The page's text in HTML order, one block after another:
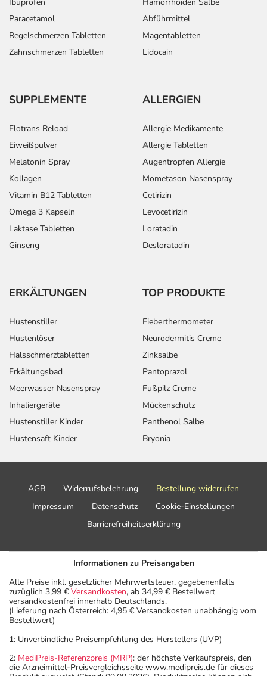
Paracetamol
Regelschmerzen Tabletten
Zahnschmerzen Tabletten
Abführmittel
Magentabletten
Lidocain
SUPPLEMENTE
Elotrans Reload
Eiweißpulver
Melatonin Spray
Kollagen
Vitamin B12 Tabletten
Omega 3 Kapseln
Laktase Tabletten
Ginseng
ALLERGIEN
Allergie Medikamente
Allergie Tabletten
Augentropfen Allergie
Mometason Nasenspray
Cetirizin
Levocetirizin
Loratadin
Desloratadin
ERKÄLTUNGEN
Hustenstiller
Hustenlöser
Halsschmerztabletten
Erkältungsbad
Meerwasser Nasenspray
Inhaliergeräte
Hustenstiller Kinder
Hustensaft Kinder
TOP PRODUKTE
Fieberthermometer
Neurodermitis Creme
Zinksalbe
Pantoprazol
Fußpilz Creme
Mückenschutz
Panthenol Salbe
Bryonia
AGB Widerrufsbelehrung
Bestellung widerrufen
Impressum
Datenschutz
Cookie-Einstellungen
Barrierefreiheitserklärung
Informationen zu Preisangaben
Alle Preise inkl. gesetzlicher Mehrwertsteuer, gegebenenfalls
zuzüglich 3,99 € Versandkosten, ab 34,99 € Bestellwert
versandkostenfrei innerhalb Deutschlands.
(Lieferung nach Österreich: 4,95 € Versandkosten unabhängig vom
Bestellwert)
1: Unverbindliche Preisempfehlung des Herstellers (UVP)
2: MediPreis-Referenzpreis (MRP): der höchste Verkaufspreis, den
die Arzneimittel-Preisvergleichsseite www.medipreis.de für dieses